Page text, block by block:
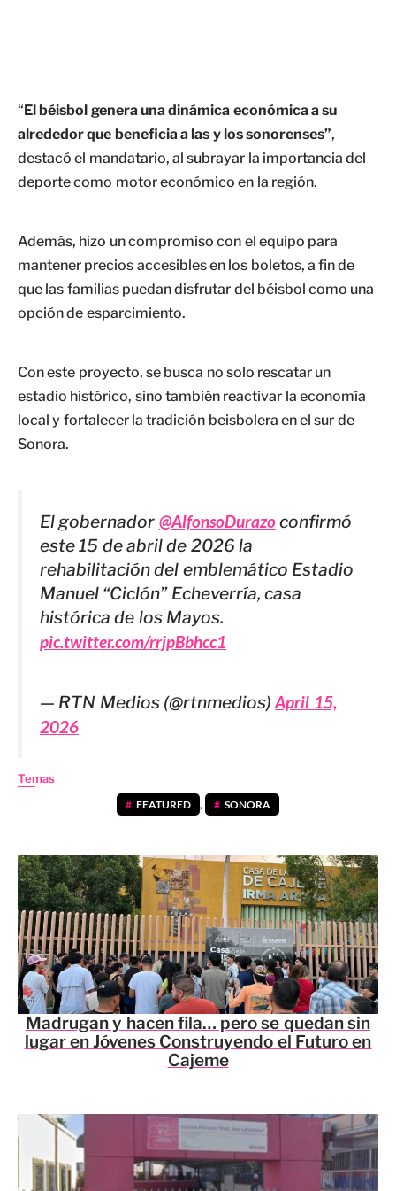
“El béisbol genera una dinámica económica a su
alrededor que beneficia a las y los sonorenses”,
destacó el mandatario, al subrayar la importancia del
deporte como motor económico en la región.
Además, hizo un compromiso con el equipo para
mantener precios accesibles en los boletos, a fin de
que las familias puedan disfrutar del béisbol como una
opción de esparcimiento.
Con este proyecto, se busca no solo rescatar un
estadio histórico, sino también reactivar la economía
local y fortalecer la tradición beisbolera en el sur de
Sonora.
El gobernador @AlfonsoDurazoconfirmó
este 15 de abril de 2026 la
rehabilitación del emblemático Estadio
Manuel “Ciclón” Echeverría, casa
histórica de los Mayos.
pic.twitter.com/rrjpBbhcc1
— RTN Medios (@rtnmedios)April 15,
2026
Temas
FEATURED , SONORA
Madrugan y hacen fila… pero se quedan sin
lugar en Jóvenes Construyendo el Futuro en
Cajeme